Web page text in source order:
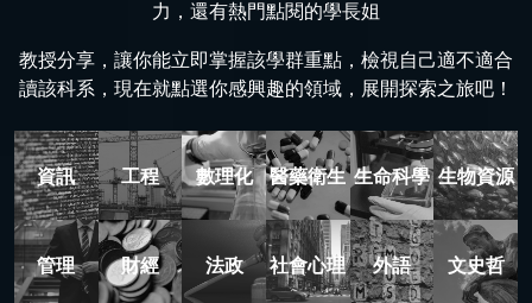
力，還有熱門點閱的學長姐
教授分享，讓你能立即掌握該學群重點，檢視自己適不適合
讀該科系，現在就點選你感興趣的領域，展開探索之旅吧！
資訊 工程 數理化 醫藥衛生 生命科學 生物資源
管理 財經 法政 社會心理 外語 文史哲